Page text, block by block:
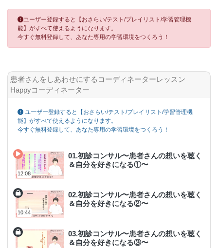
患者さんをしあわせにするコーディネーターレッスン Happyコーディ
ユーザー登録すると【おさらい/テスト/プレイリスト/学習管理機
能】がすべて使えるようになります。
今すぐ無料登録して、あなた専用の学習環境をつくろう！
患者さんをしあわせにするコーディネーターレッスン
Happyコーディネーター
ユーザー登録すると【おさらい/テスト/プレイリスト/学習管理機
能】がすべて使えるようになります。
今すぐ無料登録して、あなた専用の学習環境をつくろう！
12:08
01.初診コンサル〜患者さんの想いを聴く
＆自分を好きになる①〜
10:44
02.初診コンサル〜患者さんの想いを聴く
＆自分を好きになる②〜
03.初診コンサル〜患者さんの想いを聴く
＆自分を好きになる③〜